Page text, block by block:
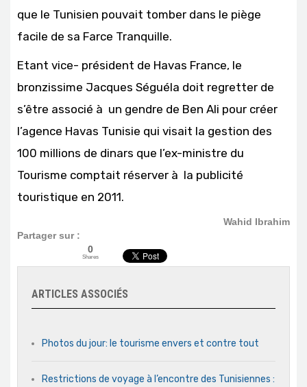
que le Tunisien pouvait tomber dans le piège
facile de sa Farce Tranquille.
Etant vice- président de Havas France, le
bronzissime Jacques Séguéla doit regretter de
s’être associé à un gendre de Ben Ali pour créer
l’agence Havas Tunisie qui visait la gestion des
100 millions de dinars que l’ex-ministre du
Tourisme comptait réserver à la publicité
touristique en 2011.
Wahid Ibrahim
Partager sur :
0
Shares
ARTICLES ASSOCIÉS
Photos du jour: le tourisme envers et contre tout
Restrictions de voyage à l’encontre des Tunisiennes :